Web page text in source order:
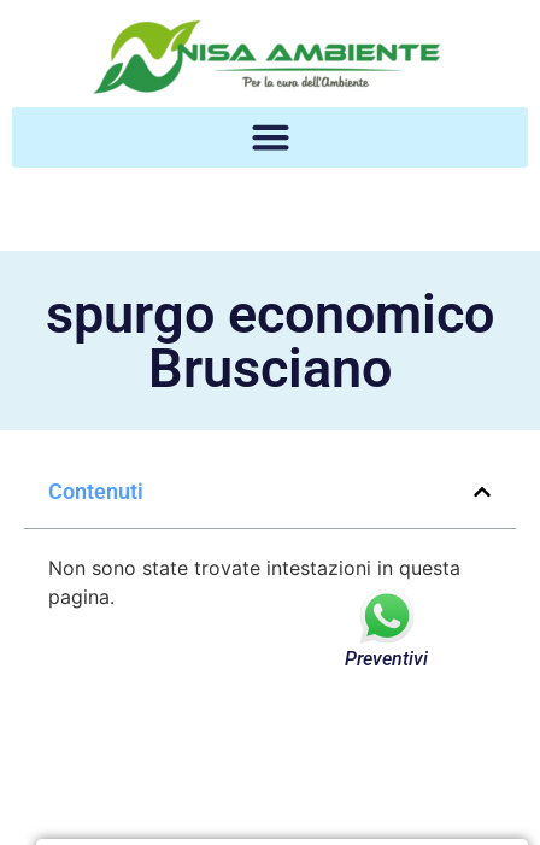
spurgo economico
Brusciano
Contenuti
Non sono state trovate intestazioni in questa
pagina.
Preventivi